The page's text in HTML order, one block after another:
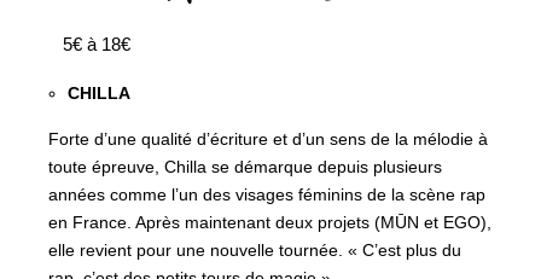
5€ à 18€
CHILLA
Forte d’une qualité d’écriture et d’un sens de la mélodie à
toute épreuve, Chilla se démarque depuis plusieurs
années comme l’un des visages féminins de la scène rap
en France. Après maintenant deux projets (MŪN et EGO),
elle revient pour une nouvelle tournée. « C’est plus du